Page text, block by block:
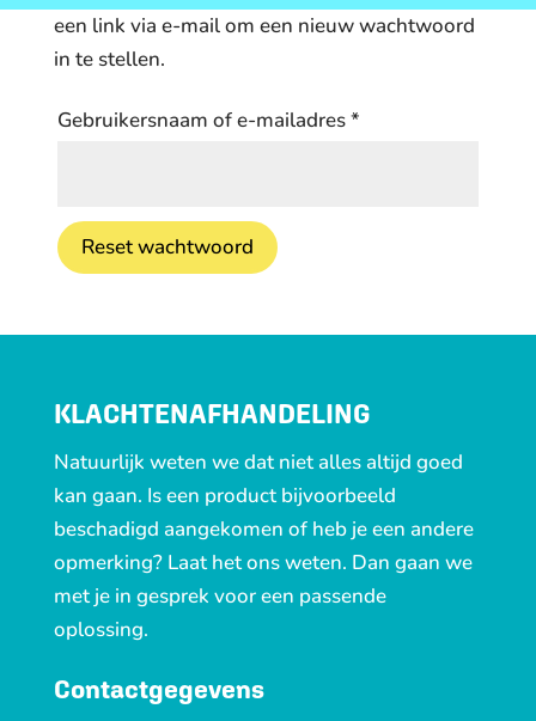
een link via e-mail om een nieuw wachtwoord
in te stellen.
Gebruikersnaam of e-mailadres*Vereist
Reset wachtwoord
KLACHTENAFHANDELING
Natuurlijk weten we dat niet alles altijd goed
kan gaan. Is een product bijvoorbeeld
beschadigd aangekomen of heb je een andere
opmerking? Laat het ons weten. Dan gaan we
met je in gesprek voor een passende
oplossing.
Contactgegevens